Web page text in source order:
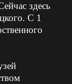
здесь
С 1